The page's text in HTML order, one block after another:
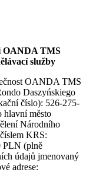
OANDA TMS
služby
OANDA TMS
Daszyńskiego
číslo): 526-275-
hlavní město
Národního
KRS:
PLN (plně
údajů jmenovaný
adrese: